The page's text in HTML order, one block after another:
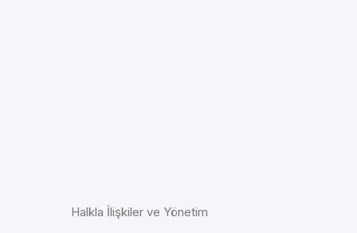
Halkla İlişkiler ve Yönetim